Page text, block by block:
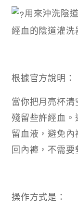
用來沖洗陰
經血的陰道灌洗
根據官方說明：
當你把月亮杯
殘留些許經血
留血液，避免
回內褲，不需要
操作方式是：